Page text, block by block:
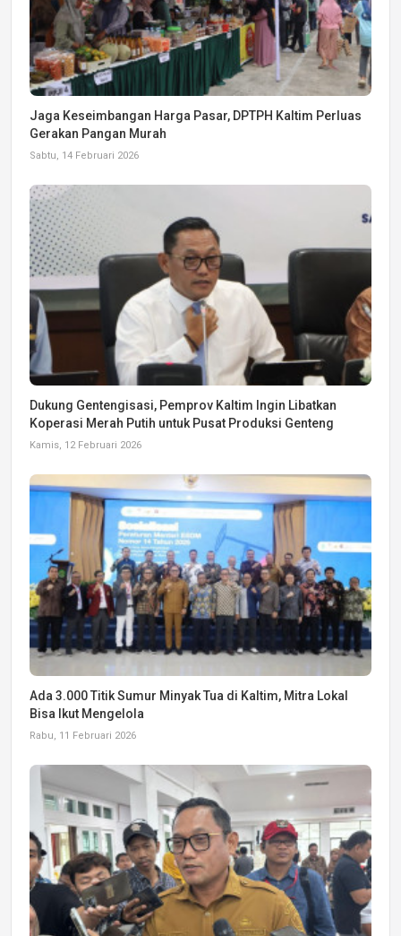
Jaga Keseimbangan Harga Pasar, DPTPH Kaltim Perluas
Gerakan Pangan Murah
Sabtu, 14 Februari 2026
Dukung Gentengisasi, Pemprov Kaltim Ingin Libatkan
Koperasi Merah Putih untuk Pusat Produksi Genteng
Kamis, 12 Februari 2026
Ada 3.000 Titik Sumur Minyak Tua di Kaltim, Mitra Lokal
Bisa Ikut Mengelola
Rabu, 11 Februari 2026